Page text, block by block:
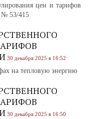
цен и тарифов
№ 53/415
30 декабря 2025 в 16:52
на тепловую энергию
30 декабря 2025 в 16:50